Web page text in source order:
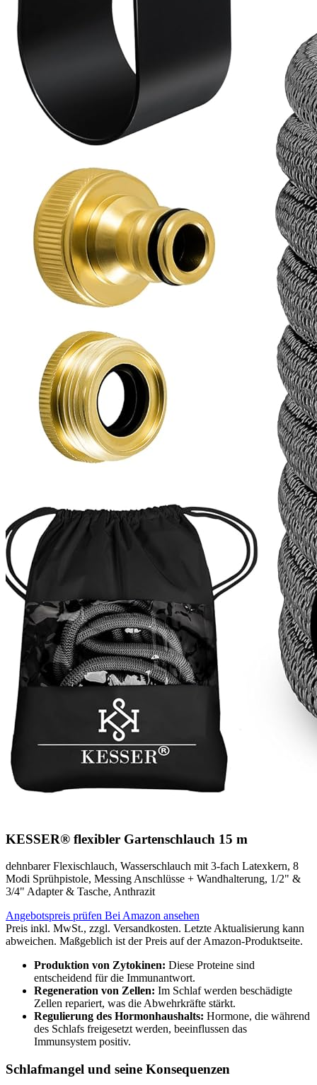
KESSER® flexibler Gartenschlauch 15 m
dehnbarer Flexischlauch, Wasserschlauch mit 3-fach Latexkern, 8
Modi Sprühpistole, Messing Anschlüsse + Wandhalterung, 1/2" &
3/4" Adapter & Tasche, Anthrazit
Angebotspreis prüfen Bei Amazon ansehen
Preis inkl. MwSt., zzgl. Versandkosten. Letzte Aktualisierung kann
abweichen. Maßgeblich ist der Preis auf der Amazon-Produktseite.
Produktion von Zytokinen: Diese Proteine sind
entscheidend für die Immunantwort.
Regeneration von Zellen: Im Schlaf werden beschädigte
Zellen repariert, was die Abwehrkräfte stärkt.
Regulierung des Hormonhaushalts: Hormone, die während
des Schlafs freigesetzt werden, beeinflussen das
Immunsystem positiv.
Schlafmangel und seine Konsequenzen